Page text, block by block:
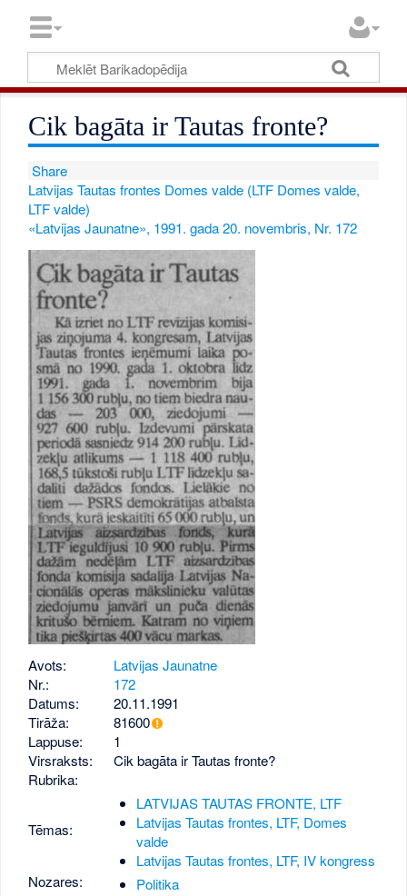
Cik bagāta ir Tautas fronte?
Share
Latvijas Tautas frontes Domes valde (LTF Domes valde,
LTF valde)
«Latvijas Jaunatne», 1991. gada 20. novembris, Nr. 172
Avots:
Latvijas Jaunatne
Nr.:
172
Datums:
20.11.1991
Tirāža:
81600
Lappuse:
1
Virsraksts:
Cik bagāta ir Tautas fronte?
Rubrika:
Tēmas:
LATVIJAS TAUTAS FRONTE, LTF
Latvijas Tautas frontes, LTF, Domes
valde
Latvijas Tautas frontes, LTF, IV kongress
Nozares:
Politika